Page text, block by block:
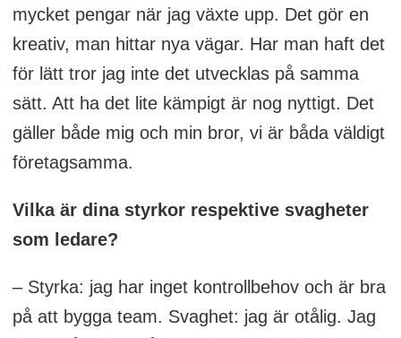
mycket pengar när jag växte upp. Det gör en
kreativ, man hittar nya vägar. Har man haft det
för lätt tror jag inte det utvecklas på samma
sätt. Att ha det lite kämpigt är nog nyttigt. Det
gäller både mig och min bror, vi är båda väldigt
företagsamma.
Vilka är dina styrkor respektive svagheter
som ledare?
– Styrka: jag har inget kontrollbehov och är bra
på att bygga team. Svaghet: jag är otålig. Jag